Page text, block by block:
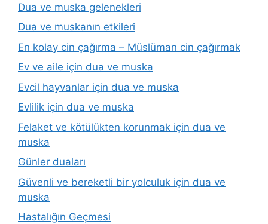
Dua ve muska gelenekleri
Dua ve muskanın etkileri
En kolay cin çağırma – Müslüman cin çağırmak
Ev ve aile için dua ve muska
Evcil hayvanlar için dua ve muska
Evlilik için dua ve muska
Felaket ve kötülükten korunmak için dua ve
muska
Günler duaları
Güvenli ve bereketli bir yolculuk için dua ve
muska
Hastalığın Geçmesi